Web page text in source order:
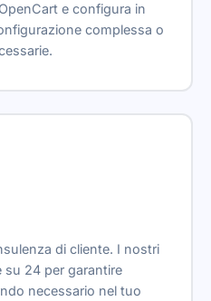
e configura in
complessa o
di cliente. I nostri
su 24 per garantire
necessario nel tuo